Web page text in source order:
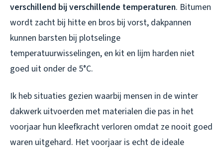
verschillend bij verschillende temperaturen. Bitumen
wordt zacht bij hitte en bros bij vorst, dakpannen
kunnen barsten bij plotselinge
temperatuurwisselingen, en kit en lijm harden niet
goed uit onder de 5°C.
Ik heb situaties gezien waarbij mensen in de winter
dakwerk uitvoerden met materialen die pas in het
voorjaar hun kleefkracht verloren omdat ze nooit goed
waren uitgehard. Het voorjaar is echt de ideale